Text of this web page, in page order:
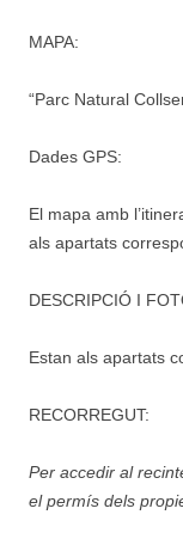
MAPA:
“Parc Natural
Dades GPS:
El mapa amb
als apartats
DESCRIPCIÓ I
Estan als apartats
RECORREGUT:
Per accedir al
el permís dels